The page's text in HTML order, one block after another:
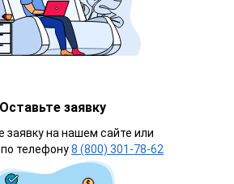
Оставьте заявку
заявку на нашем сайте или
телефону8 (800) 301-78-62